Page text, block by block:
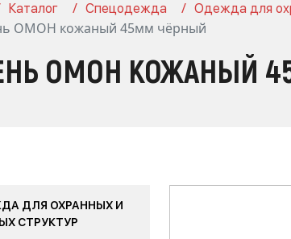
Каталог Спецодежда Одежда для
ОМОН кожаный 45мм чёрный
ОМОН КОЖАНЫЙ
ДЛЯ ОХРАННЫХ И
СТРУКТУР